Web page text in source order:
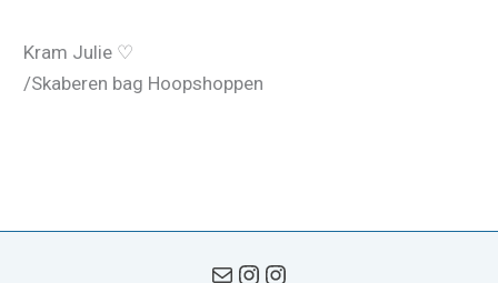
Kram Julie ♡
/Skaberen bag Hoopshoppen